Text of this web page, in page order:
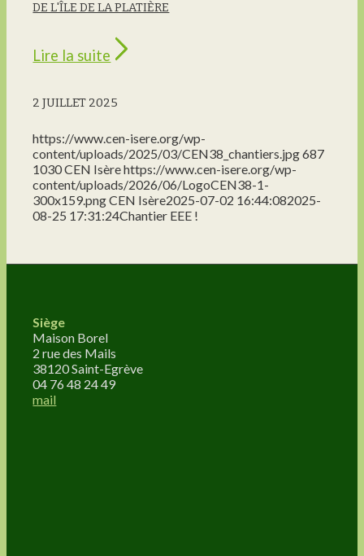
DE L'ÎLE DE LA PLATIÈRE
Lire la suite
2 JUILLET 2025
https://www.cen-isere.org/wp-
content/uploads/2025/03/CEN38_chantiers.jpg687
1030CEN Isèrehttps://www.cen-isere.org/wp-
content/uploads/2026/06/LogoCEN38-1-
300x159.pngCEN Isère2025-07-02 16:44:082025-
08-25 17:31:24Chantier EEE !
Siège
Maison Borel
2 rue des Mails
38120 Saint-Egrève
04 76 48 24 49
mail